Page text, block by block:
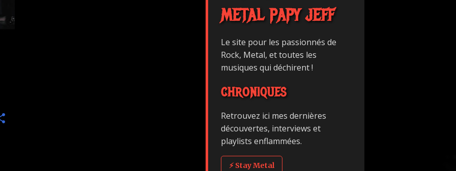
METAL PAPY JEFF
Le site pour les passionnés de
Rock, Metal, et toutes les
musiques qui déchirent !
CHRONIQUES
Retrouvez ici mes dernières
découvertes, interviews et
playlists enflammées.
⚡ Stay Metal